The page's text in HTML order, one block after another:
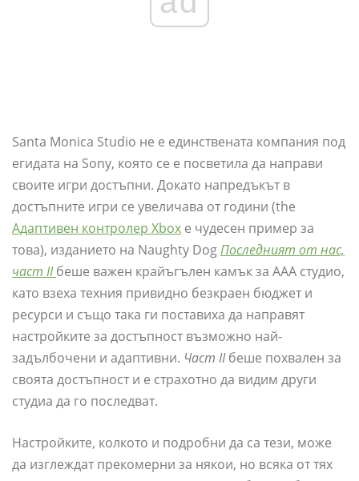
Santa Monica Studio не е единствената компания под
егидата на Sony, която се е посветила да направи
своите игри достъпни. Докато напредъкът в
достъпните игри се увеличава от години (the
Адаптивен контролер Xbox е чудесен пример за
това), изданието на Naughty DogПоследният от нас,
част II беше важен крайъгълен камък за AAA студио,
като взеха техния привидно безкраен бюджет и
ресурси и също така ги поставиха да направят
настройките за достъпност възможно най-
задълбочени и адаптивни. Част IIбеше похвален за
своята достъпност и е страхотно да видим други
студиа да го последват.
Настройките, колкото и подробни да са тези, може
да изглеждат прекомерни за някои, но всяка от тях